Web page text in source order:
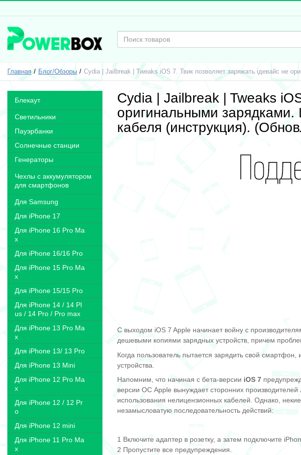
Главная Блог/Обзоры Cydia | Jailbreak | Tweaks iOS 7. Твик позволяет заряжать iдевайс не
Блекаут
Светильники
Пауэрбанки
Солнечные станции
Генераторы
Чехлы с аккумулятором
для смартфонов
Для Samsung
Для iPhone 17
Для iPhone 16 Pro Ma
x
Для iPhone 16/16 Pro
Для iPhone 15 Pro Ma
x
Для iPhone 15/15 Pro
Для iPhone 14 / 14 Pl
us / 14 Pro / Pro max
Для iPhone 13 Pro Ma
x
Для iPhone 13/ 13 Pro
Для iPhone 13 Mini
Для iPhone 12 Pro Ma
x
Для iPhone 12 / 12 Pr
o
Для iPhone 12 mini
Для iPhone 11 Pro Ma
x
Cydia | Jailbreak | Tweaks
оригинальными зарядками.
кабеля (инструкция).
С выходом iOS 7 Apple начинает войну с
дешевыми копиями зарядных устройств, причем
Когда пользователь пытается зарядить свой смартфон,
устройства
Напомним, что начиная с бета-версии iOS 7
версии ОС Apple вынуждает сторонних
использования нелицензионных кабелей. Однако,
незамысловатую последовательность действий:
Включите адаптер в розетку, а затем подключите
Пропустите все предупреждения.